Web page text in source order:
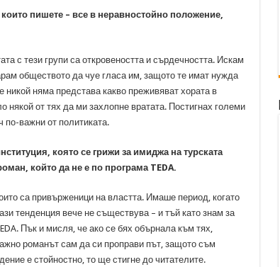
пишете – все в неравностойно положение,
с тези групи са откровеността и сърдечността. Искам
обществото да чуе гласа им, защото те имат нужда
никой няма представа какво преживяват хората в
от тях да ми захлопне вратата. Постигнах големи
по-важни от политиката.
която се грижи за имиджа на турската
който да не е по програма TEDA.
са привърженици на властта. Имаше период, когато
тенденция вече не съществува – и тъй като знам за
Пък и мисля, че ако се бях обърнала към тях,
романът сам да си проправи път, защото съм
е стойностно, то ще стигне до читателите.